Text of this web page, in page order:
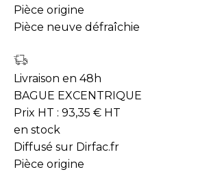
Pièce origine
Pièce neuve défraîchie
Livraison en 48h
BAGUE EXCENTRIQUE
Prix HT : 93,35 € HT
en stock
Diffusé sur Dirfac.fr
Pièce origine